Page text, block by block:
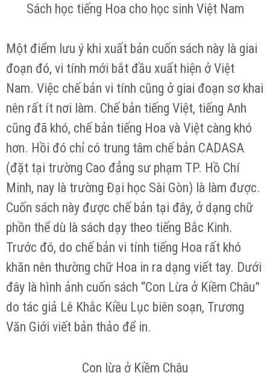
Sách học tiếng Hoa cho học sinh Việt Nam
Một điểm lưu ý khi xuất bản cuốn sách này là giai
đoạn đó, vi tính mới bắt đầu xuất hiện ở Việt
Nam. Việc chế bản vi tính cũng ở giai đoạn sơ khai
nên rất ít nơi làm. Chế bản tiếng Việt, tiếng Anh
cũng đã khó, chế bản tiếng Hoa và Việt càng khó
hơn. Hồi đó chỉ có trung tâm chế bản CADASA
(đặt tại trường Cao đẳng sư phạm TP. Hồ Chí
Minh, nay là trường Đại học Sài Gòn) là làm được.
Cuốn sách này được chế bản tại đây, ở dạng chữ
phồn thể dù là sách dạy theo tiếng Bắc Kinh.
Trước đó, do chế bản vi tính tiếng Hoa rất khó
khăn nên thường chữ Hoa in ra dạng viết tay. Dưới
đây là hình ảnh cuốn sách “Con Lừa ở Kiềm Châu”
do tác giả Lê Khắc Kiều Lục biên soạn, Trương
Văn Giới viết bản thảo để in.
Con lừa ở Kiềm Châu